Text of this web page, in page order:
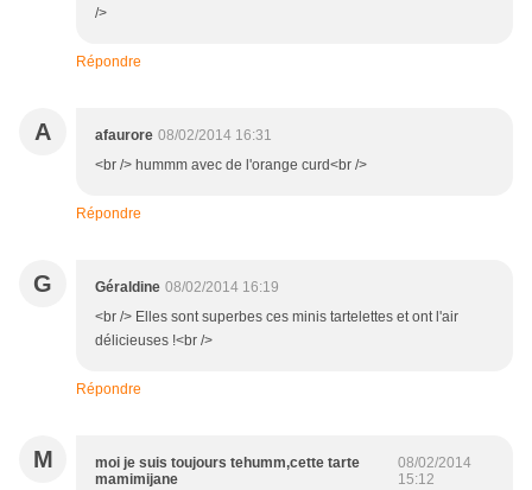
/>
Répondre
A afaurore 08/02/2014 16:31
<br /> hummm avec de l'orange curd<br />
Répondre
G Géraldine 08/02/2014 16:19
<br /> Elles sont superbes ces minis tartelettes et ont l'air
délicieuses !<br />
Répondre
M
moi je suis toujours tehumm,cette tarte
mamimijane
08/02/2014
15:12